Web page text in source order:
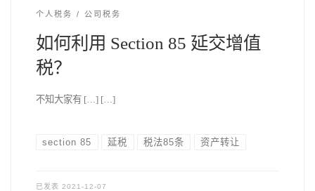
个人税务 公司税务
如何利用 Section 85 延交增值
税？
不知大家有 […] […]
section 85 延税 税法85条 资产转让
已发表 2021-12-07